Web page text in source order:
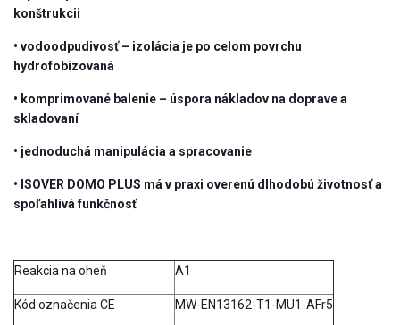
konštrukcii
• vodoodpudivosť – izolácia je po celom povrchu
hydrofobizovaná
• komprimované balenie – úspora nákladov na doprave a
skladovaní
• jednoduchá manipulácia a spracovanie
• ISOVER DOMO PLUS má v praxi overenú dlhodobú životnosť a
spoľahlivá funkčnosť
Reakcia na oheň A1
Kód označenia CE MW-EN13162-T1-MU1-AFr5